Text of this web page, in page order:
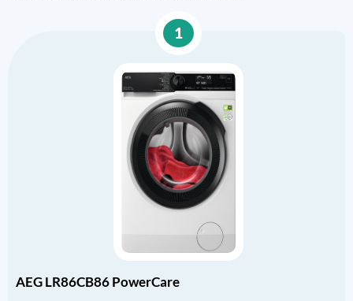
1
AEG LR86CB86 PowerCare